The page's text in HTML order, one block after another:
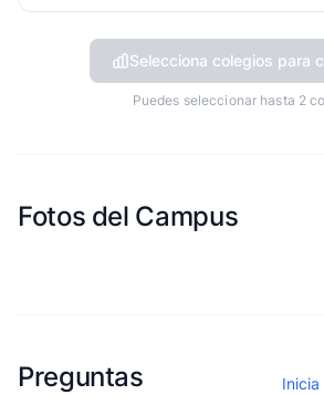
Selecciona colegios para
Puedes seleccionar hasta 2
Fotos del Campus
Preguntas
Inicia